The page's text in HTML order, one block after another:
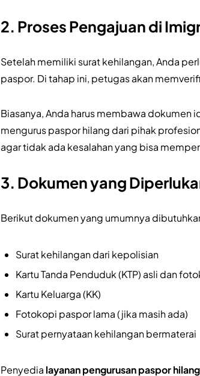
2. Proses Pengajuan di
Setelah memiliki surat kehilangan, Anda
paspor. Di tahap ini, petugas akan
Biasanya, Anda harus membawa dokumen
mengurus paspor hilang dari pihak
agar tidak ada kesalahan yang bisa
3. Dokumen yang
Berikut dokumen yang umumnya
Surat kehilangan dari kepolisian
Kartu Tanda Penduduk (KTP) asli dan
Kartu Keluarga (KK)
Fotokopi paspor lama (jika masih ada)
Surat pernyataan kehilangan bermaterai
Penyedia layanan pengurusan paspor hilang